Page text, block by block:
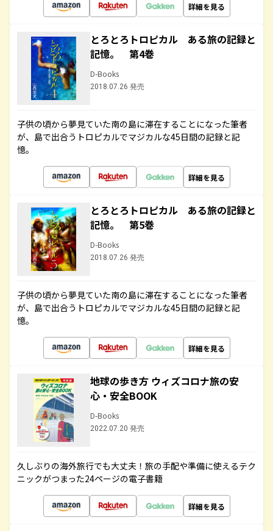
詳細を見る
とろとろトロピカル ある旅の記録と
記憶。 第4巻
D-Books
2018.07.26 発売
子供の頃から夢見ていた南の島に滞在することになった筆者
が、島で出合うトロピカルでマジカルな45日間の記録と記
憶。
詳細を見る
とろとろトロピカル ある旅の記録と
記憶。 第5巻
D-Books
2018.07.26 発売
子供の頃から夢見ていた南の島に滞在することになった筆者
が、島で出合うトロピカルでマジカルな45日間の記録と記
憶。
詳細を見る
地球の歩き方 ウィズコロナ旅の安
心・安全BOOK
D-Books
2022.07.20 発売
久しぶりの海外旅行でも大丈夫！旅の手配や準備に使えるテク
ニックがつまった24ページの電子書籍
詳細を見る